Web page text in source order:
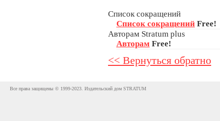
Список сокращений
Список сокращений Free!
Авторам Stratum plus
Авторам Free!
<< Вернуться обратно
Все права защищены © 1999-2023. Издательский дом STRATUM